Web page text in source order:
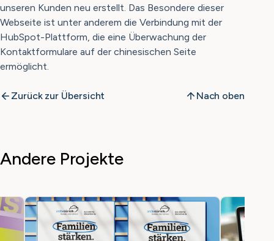
unseren Kunden neu erstellt. Das Besondere dieser
Webseite ist unter anderem die Verbindung mit der
HubSpot-Plattform, die eine Überwachung der
Kontaktformulare auf der chinesischen Seite
ermöglicht.
Zurück zur Übersicht Nach oben
Andere Projekte